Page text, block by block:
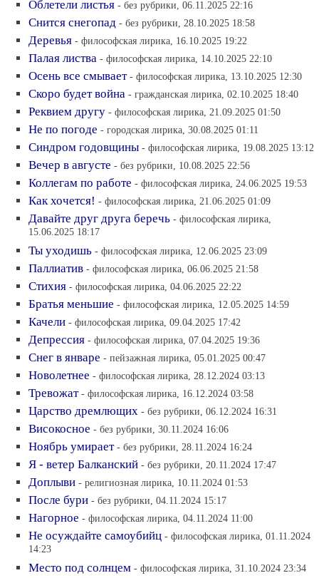
Облетели листья - без рубрики, 06.11.2025 22:16
Снится снегопад - без рубрики, 28.10.2025 18:58
Деревья - философская лирика, 16.10.2025 19:22
Палая листва - философская лирика, 14.10.2025 22:10
Осень все смывает - философская лирика, 13.10.2025 12:30
Скоро будет война - гражданская лирика, 02.10.2025 18:40
Реквием другу - философская лирика, 21.09.2025 01:50
Не по погоде - городская лирика, 30.08.2025 01:11
Синдром годовщины - философская лирика, 19.08.2025 13:12
Вечер в августе - без рубрики, 10.08.2025 22:56
Коллегам по работе - философская лирика, 24.06.2025 19:53
Как хочется! - философская лирика, 21.06.2025 01:09
Давайте друг друга беречь - философская лирика,
15.06.2025 18:17
Ты уходишь - философская лирика, 12.06.2025 23:09
Паллиатив - философская лирика, 06.06.2025 21:58
Стихия - философская лирика, 04.06.2025 22:22
Братья меньшие - философская лирика, 12.05.2025 14:59
Качели - философская лирика, 09.04.2025 17:42
Депрессия - философская лирика, 07.04.2025 19:36
Снег в январе - пейзажная лирика, 05.01.2025 00:47
Новолетнее - философская лирика, 28.12.2024 03:13
Тревожат - философская лирика, 16.12.2024 03:58
Царство дремлющих - без рубрики, 06.12.2024 16:31
Високосное - без рубрики, 30.11.2024 16:06
Ноябрь умирает - без рубрики, 28.11.2024 16:24
Я - ветер Балканский - без рубрики, 20.11.2024 17:47
Доплыви - религиозная лирика, 10.11.2024 01:53
После бури - без рубрики, 04.11.2024 15:17
Нагорное - философская лирика, 04.11.2024 11:00
Не осуждайте самоубийц - философская лирика, 01.11.2024
14:23
Место под солнцем - философская лирика, 31.10.2024 23:34